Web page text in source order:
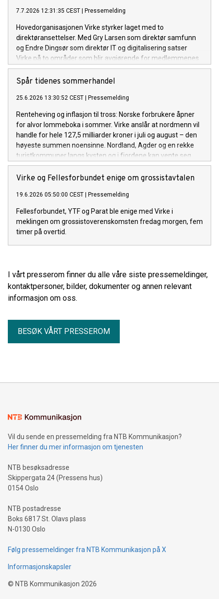
7.7.2026 12:31:35 CEST Pressemelding
Hovedorganisasjonen Virke styrker laget med to
direktøransettelser. Med Gry Larsen som direktør samfunn
og Endre Dingsør som direktør IT og digitalisering satser
Virke på to områder som blir avgjørende for medlemmenes
konkurransekraft i årene som kommer: samfunnspåvirkning
og digital omstilling.
Spår tidenes sommerhandel
25.6.2026 13:30:52 CEST Pressemelding
Renteheving og inflasjon til tross: Norske forbrukere åpner
for alvor lommeboka i sommer. Virke anslår at nordmenn vil
handle for hele 127,5 milliarder kroner i juli og august – den
høyeste summen noensinne. Nordland, Agder og en rekke
turistkommuner langs kysten og i fjordene kan vente seg
rekordomsetning.
Virke og Fellesforbundet enige om grossistavtalen
19.6.2026 05:50:00 CEST Pressemelding
Fellesforbundet, YTF og Parat ble enige med Virke i
meklingen om grossistoverenskomsten fredag morgen, fem
timer på overtid.
I vårt presserom finner du alle våre siste pressemeldinger,
kontaktpersoner, bilder, dokumenter og annen relevant
informasjon om oss.
BESØK VÅRT PRESSEROM
Vil du sende en pressemelding fra NTB Kommunikasjon?
Her finner du mer informasjon om tjenesten
NTB besøksadresse
Skippergata 24 (Pressens hus)
0154 Oslo
NTB postadresse
Boks 6817 St. Olavs plass
N-0130 Oslo
Følg pressemeldinger fra NTB Kommunikasjon på X
Informasjonskapsler
© NTB Kommunikasjon 2026